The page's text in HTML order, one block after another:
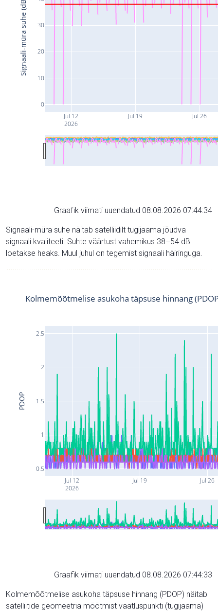
Jul 12
2026
Jul 19 Jul 26
0
10
20
30
Signaali-müra suhe (dB)
Graafik viimati uuendatud 08.08.2026 07:44:34
Signaali-müra suhe näitab satelliidilt tugijaama jõudva
signaali kvaliteeti. Suhte väärtust vahemikus 38–54 dB
loetakse heaks. Muul juhul on tegemist signaali häiringuga.
Jul 12
2026
Jul 19 Jul 26
0.5
1
1.5
2
2.5
Kolmemõõtmelise asukoha täpsuse hinnang
PDOP
Graafik viimati uuendatud 08.08.2026 07:44:33
Kolmemõõtmelise asukoha täpsuse hinnang (PDOP) näitab
satelliitide geomeetria mõõtmist vaatluspunkti (tugijaama)